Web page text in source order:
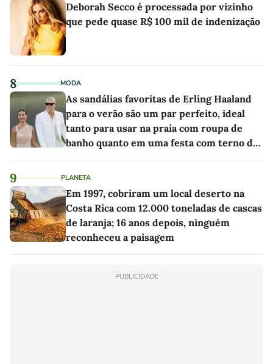
Deborah Secco é processada por vizinho
que pede quase R$ 100 mil de indenização
8 MODA
As sandálias favoritas de Erling Haaland
para o verão são um par perfeito, ideal
tanto para usar na praia com roupa de
banho quanto em uma festa com terno de
9 PLANETA
Em 1997, cobriram um local deserto na
Costa Rica com 12.000 toneladas de cascas
de laranja; 16 anos depois, ninguém
reconheceu a paisagem
PUBLICIDADE